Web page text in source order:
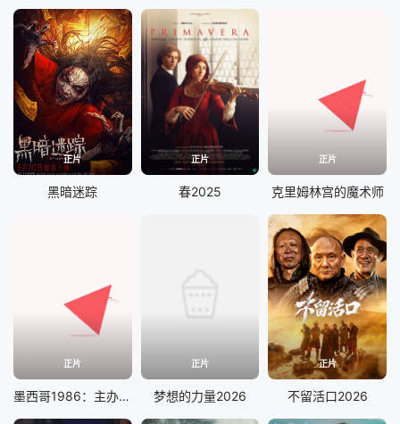
正片
黑暗迷踪
正片
春2025
正片
克里姆林宫的魔术师
正片
墨西哥1986：主办大作战
正片
梦想的力量2026
正片
不留活口2026